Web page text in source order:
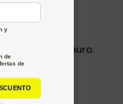
polvo. 100% puro.
(HPMC)